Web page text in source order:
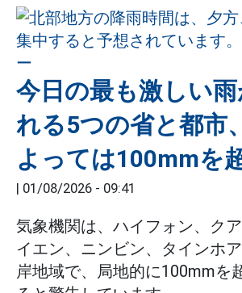
今日の最も激しい雨
れる5つの省と都市
よっては100mmを
| 01/08/2026 - 09:41
気象機関は、ハイフォン、ク
イエン、ニンビン、タインホ
岸地域で、局地的に100mmを